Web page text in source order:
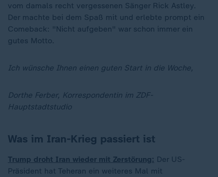
vom damals recht vergessenen Sänger Rick Astley.
Der machte bei dem Spaß mit und erlebte prompt ein
Comeback: "Nicht aufgeben" war schon immer ein
gutes Motto.
Ich wünsche Ihnen einen guten Start in die Woche,
Dorthe Ferber, Korrespondentin im ZDF-
Hauptstadtstudio
Was im Iran-Krieg passiert ist
Trump droht Iran wieder mit Zerstörung: Der US-
Präsident hat Teheran ein weiteres Mal mit